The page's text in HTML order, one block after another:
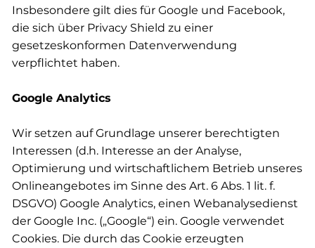
Insbesondere gilt dies für Google und Facebook,
die sich über Privacy Shield zu einer
gesetzeskonformen Datenverwendung
verpflichtet haben.
Google Analytics
Wir setzen auf Grundlage unserer berechtigten
Interessen (d.h. Interesse an der Analyse,
Optimierung und wirtschaftlichem Betrieb unseres
Onlineangebotes im Sinne des Art. 6 Abs. 1 lit. f.
DSGVO) Google Analytics, einen Webanalysedienst
der Google Inc. („Google“) ein. Google verwendet
Cookies. Die durch das Cookie erzeugten